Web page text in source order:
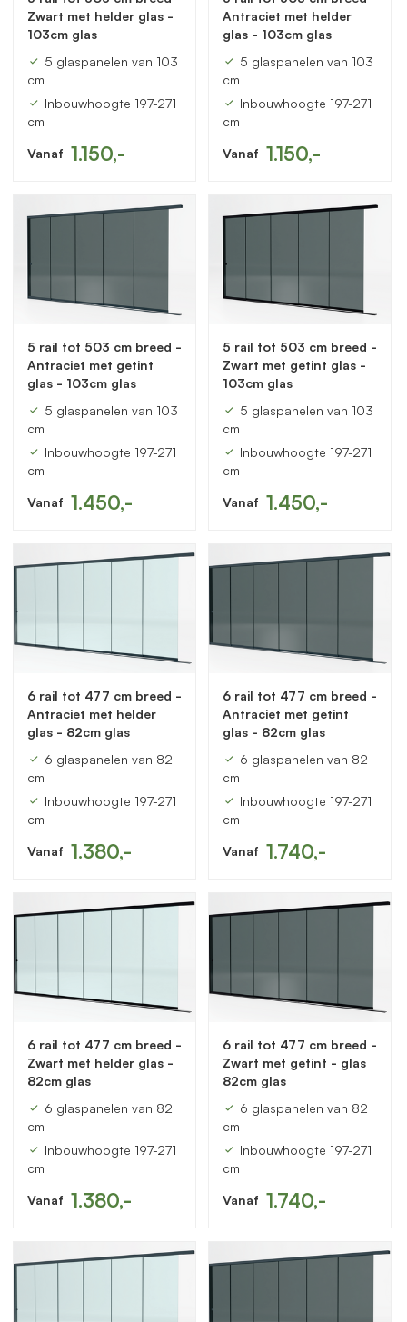
Zwart met helder glas -
103cm glas
5 glaspanelen van 103
cm
Inbouwhoogte 197-271
cm
Vanaf 1.150,-
Antraciet met helder
glas - 103cm glas
5 glaspanelen van 103
cm
Inbouwhoogte 197-271
cm
Vanaf 1.150,-
5 rail tot 503 cm breed -
Antraciet met getint
glas - 103cm glas
5 glaspanelen van 103
cm
Inbouwhoogte 197-271
cm
Vanaf 1.450,-
5 rail tot 503 cm breed -
Zwart met getint glas -
103cm glas
5 glaspanelen van 103
cm
Inbouwhoogte 197-271
cm
Vanaf 1.450,-
6 rail tot 477 cm breed -
Antraciet met helder
glas - 82cm glas
6 glaspanelen van 82
cm
Inbouwhoogte 197-271
cm
Vanaf 1.380,-
6 rail tot 477 cm breed -
Antraciet met getint
glas - 82cm glas
6 glaspanelen van 82
cm
Inbouwhoogte 197-271
cm
Vanaf 1.740,-
6 rail tot 477 cm breed -
Zwart met helder glas -
82cm glas
6 glaspanelen van 82
cm
Inbouwhoogte 197-271
cm
Vanaf 1.380,-
6 rail tot 477 cm breed -
Zwart met getint - glas
82cm glas
6 glaspanelen van 82
cm
Inbouwhoogte 197-271
cm
Vanaf 1.740,-